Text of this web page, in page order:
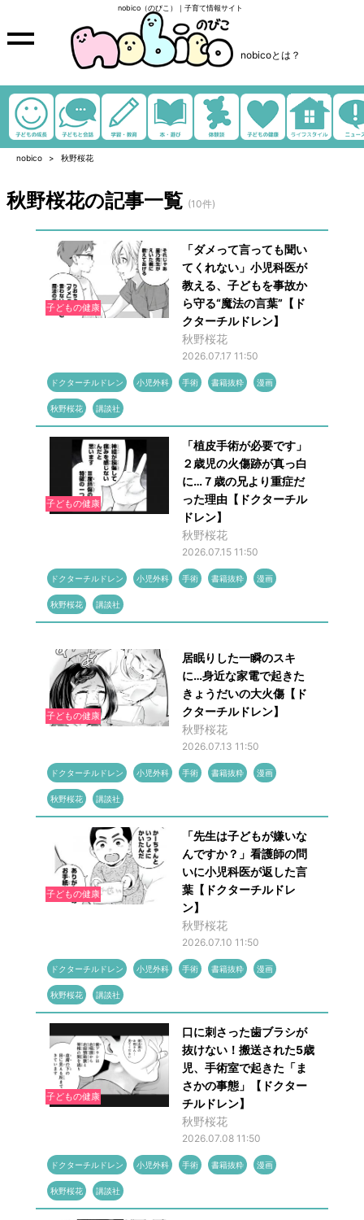
nobico（のびこ）｜子育て情報サイト
nobicoとは？
nobico 秋野桜花
秋野桜花の記事一覧 (10件)
子どもの健康
「ダメって言っても聞い
てくれない」小児科医が
教える、子どもを事故か
ら守る“魔法の言葉”【ド
クターチルドレン】
秋野桜花
2026.07.17 11:50
ドクターチルドレン 小児外科 手術 書籍抜粋 漫画
秋野桜花 講談社
子どもの健康
「植皮手術が必要です」
２歳児の火傷跡が真っ白
に…７歳の兄より重症だ
った理由【ドクターチル
ドレン】
秋野桜花
2026.07.15 11:50
ドクターチルドレン 小児外科 手術 書籍抜粋 漫画
秋野桜花 講談社
子どもの健康
居眠りした一瞬のスキ
に…身近な家電で起きた
きょうだいの大火傷【ド
クターチルドレン】
秋野桜花
2026.07.13 11:50
ドクターチルドレン 小児外科 手術 書籍抜粋 漫画
秋野桜花 講談社
子どもの健康
「先生は子どもが嫌いな
んですか？」看護師の問
いに小児科医が返した言
葉【ドクターチルドレ
ン】
秋野桜花
2026.07.10 11:50
ドクターチルドレン 小児外科 手術 書籍抜粋 漫画
秋野桜花 講談社
子どもの健康
口に刺さった歯ブラシが
抜けない！搬送された5歳
児、手術室で起きた「ま
さかの事態」【ドクター
チルドレン】
秋野桜花
2026.07.08 11:50
ドクターチルドレン 小児外科 手術 書籍抜粋 漫画
秋野桜花 講談社